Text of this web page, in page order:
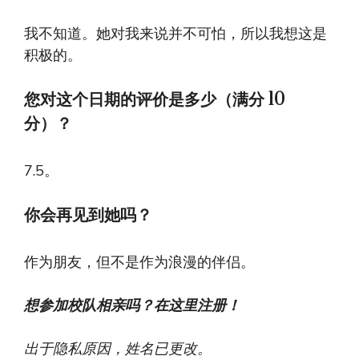
我不知道。她对我来说并不可怕，所以我想这是
积极的。
您对这个日期的评价是多少（满分 10
分）？
7.5。
你会再见到她吗？
作为朋友，但不是作为浪漫的伴侣。
想参加校队相亲吗？在这里注册！
出于隐私原因，姓名已更改。